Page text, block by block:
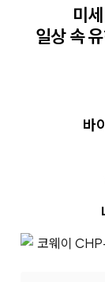
미
일상 속
바